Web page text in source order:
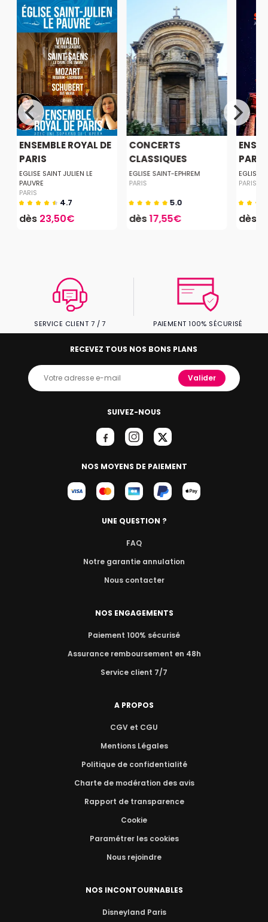
ENSEMBLE ROYAL DE
PARIS
EGLISE SAINT JULIEN LE
PAUVRE
PARIS
4.7
dès 23,50€
CONCERTS
CLASSIQUES
MUSIQUE &...
EGLISE SAINT-EPHREM
PARIS
5.0
dès17,55€
EGLISE
PARIS
dès
SERVICE CLIENT 7 / 7 PAIEMENT 100% SÉCURISÉ
SUIVEZ-NOUS
NOS MOYENS DE PAIEMENT
RECEVEZ TOUS NOS BONS PLANS
Valider
UNE QUESTION ?
FAQ
Notre garantie annulation
Nous contacter
NOS ENGAGEMENTS
Paiement 100% sécurisé
Assurance remboursement en 48h
Service client 7/7
A PROPOS
CGV et CGU
Mentions Légales
Politique de confidentialité
Charte de modération des avis
Rapport de transparence
Cookie
Paramétrer les cookies
Nous rejoindre
NOS INCONTOURNABLES
Disneyland Paris